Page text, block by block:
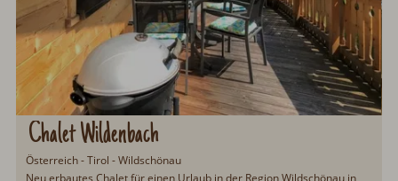
Chalet Wildenbach
Österreich - Tirol - Wildschönau
Neu erbautes Chalet für einen Urlaub in der Region Wildschönau in